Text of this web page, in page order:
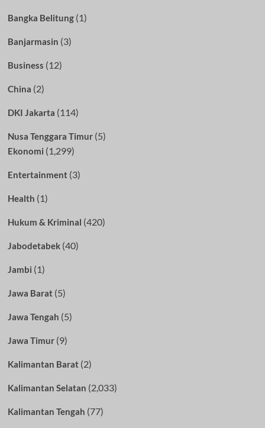
Bangka Belitung(1)
Banjarmasin (3)
Business (12)
China (2)
DKI Jakarta (114)
Nusa Tenggara Timur(5)
Ekonomi (1,299)
Entertainment(3)
Health (1)
Hukum & Kriminal (420)
Jabodetabek(40)
Jambi (1)
Jawa Barat(5)
Jawa Tengah (5)
Jawa Timur(9)
Kalimantan Barat(2)
Kalimantan Selatan (2,033)
Kalimantan Tengah (77)